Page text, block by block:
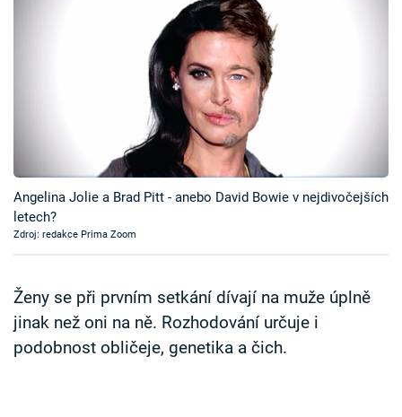
Sledujte prima+
Přihlášení
Sledujte nás
Angelina Jolie a Brad Pitt - anebo David Bowie v nejdivočejších
letech?
Zdroj: redakce Prima Zoom
Ženy se při prvním setkání dívají na muže úplně
jinak než oni na ně. Rozhodování určuje i
podobnost obličeje, genetika a čich.